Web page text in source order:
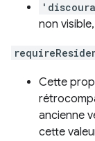
non
Cette
ancienne
cette